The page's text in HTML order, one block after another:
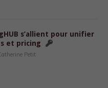
s’allient pour unifier
et pricing
Petit